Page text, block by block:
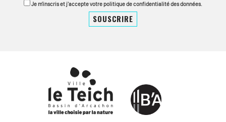
Je m'inscris et j'accepte votre politique de confidentialité des données.